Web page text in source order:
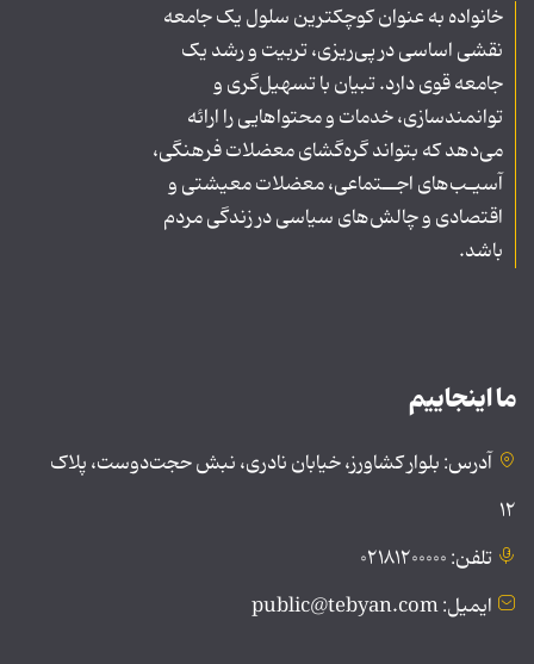
خانواده به عنوان کوچکترین سلول یک جامعه
نقشی اساسی در پی‌ریزی، تربیت و رشد یک
جامعه قوی دارد. تبیان با تسهیل‌گری و
توانمندسازی، خدمات و محتواهایی را ارائه
می‌دهد که بتواند گره‌گشای معضلات فرهنگی،
آسیـب‌های اجــتماعی، معضلات معیشتی و
اقتصادی و چالش‌های سیاسی در زندگی مردم
باشد.
ما اینجاییم
آدرس: بلوار کشاورز، خیابان نادری، نبش حجت‌دوست، پلاک
۱۲
تلفن: ۰۲۱۸۱۲۰۰۰۰۰
ایمیل: public@tebyan.com